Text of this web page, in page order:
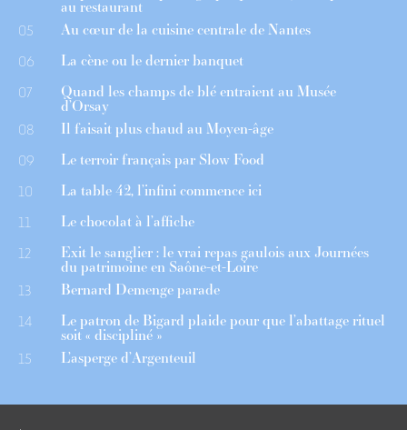
au restaurant
05 Au cœur de la cuisine centrale de Nantes
06 La cène ou le dernier banquet
07 Quand les champs de blé entraient au Musée
d’Orsay
08 Il faisait plus chaud au Moyen-âge
09 Le terroir français par Slow Food
10 La table 42, l’infini commence ici
11 Le chocolat à l’affiche
12 Exit le sanglier : le vrai repas gaulois aux Journées
du patrimoine en Saône-et-Loire
13 Bernard Demenge parade
14 Le patron de Bigard plaide pour que l’abattage rituel
soit « discipliné »
15 L’asperge d’Argenteuil